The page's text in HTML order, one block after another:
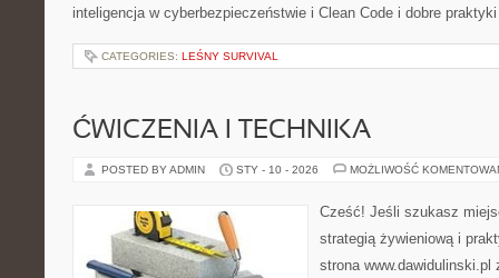
inteligencja w cyberbezpieczeństwie i Clean Code i dobre
CATEGORIES: LEŚNY SURVIVAL
ĆWICZENIA I TECHNIKA
POSTED BY ADMIN STY - 10 - 2026 MOŻLIWOŚĆ
Cześć! Jeśli szukasz
strategią żywieniową i
strona www.dawidulinski.pl